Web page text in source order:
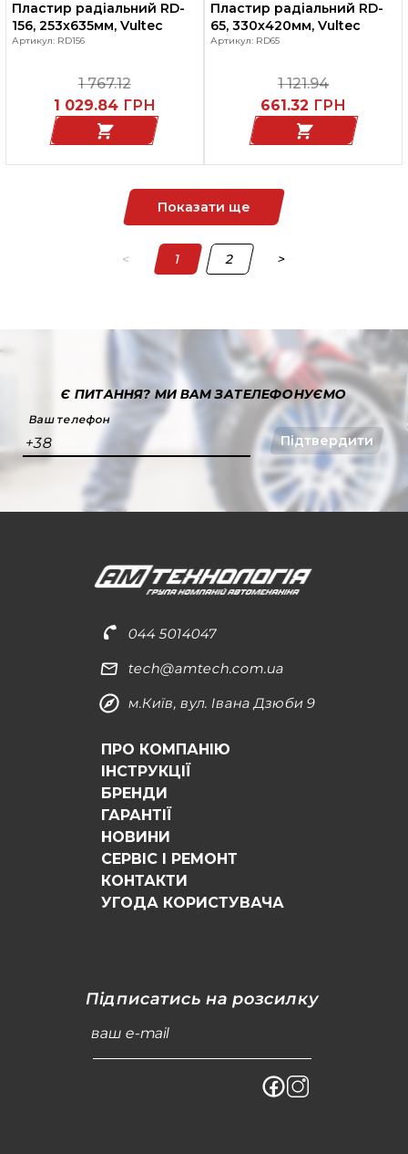
Пластир радіальний RD-
156, 253х635мм, Vultec
Артикул: RD156
1 767.12
1 029.84 ГРН
Пластир радіальний RD-
65, 330х420мм, Vultec
Артикул: RD65
1 121.94
661.32 ГРН
Показати ще
< 1 2 >
Є ПИТАННЯ?МИ ВАМ ЗАТЕЛЕФОНУЄМО
Ваш телефон
+38 Підтвердити
044 5014047
tech@amtech.com.ua
м.Київ, вул. Івана Дзюби 9
ПРО КОМПАНІЮ
ІНСТРУКЦІЇ
БРЕНДИ
ГАРАНТІЇ
НОВИНИ
СЕРВІС І РЕМОНТ
КОНТАКТИ
УГОДА КОРИСТУВАЧА
Підписатись на розсилку
ваш e-mail